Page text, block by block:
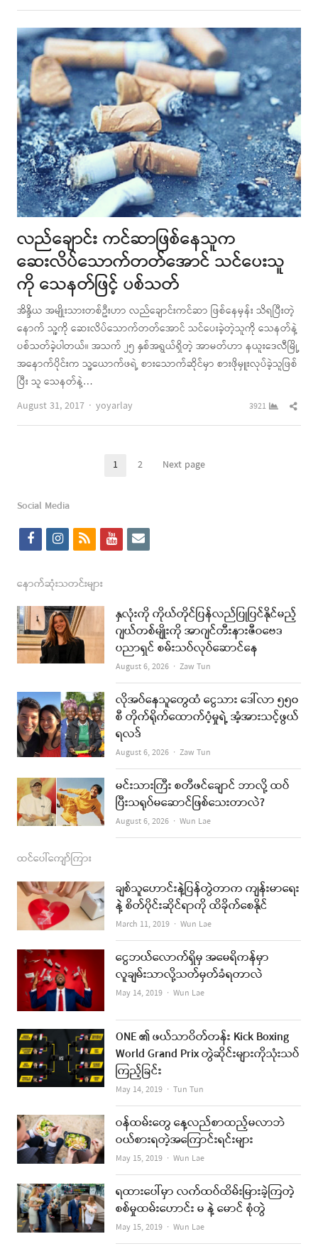
လည်ချောင်း ကင်ဆာဖြစ်နေသူက
ဆေးလိပ်သောက်တတ်အောင် သင်ပေးသူ
ကို သေနတ်ဖြင့် ပစ်သတ်
အိန္ဒိယ အမျိုးသားတစ်ဦးဟာ လည်ချောင်းကင်ဆာ ဖြစ်နေမှန်း သိရပြီးတဲ့
နောက် သူ့ကို ဆေးလိပ်သောက်တတ်အောင် သင်ပေးခဲ့တဲ့သူကို သေနတ်နဲ့
ပစ်သတ်ခဲ့ပါတယ်။ အသက် ၂၅ နှစ်အရွယ်ရှိတဲ့ အာမတ်ဟာ နယူးဒေလီမြို့
အနောက်ပိုင်းက သူ့ယောက်ဖရဲ့ စားသောက်ဆိုင်မှာ စားဖိုမှူးလုပ်ခဲ့သူဖြစ်
ပြီး သူ သေနတ်နဲ့…
August 31, 2017
Author
yoyarlay 3921
Page
1 Page
2 Next page
Social Media
f
c
e
b
o
k
i
s
t
a
g
a
m
r
s
y
t
u
b
e
e
i
l
နောက်ဆုံးသတင်းများ
နှလုံးကို ကိုယ်တိုင်ပြန်လည်ပြုပြင်နိုင်မည့်
ဂျယ်တစ်မျိုးကို အာဂျင်တီးနားဇီဝဗေဒ
ပညာရှင် စမ်းသပ်လုပ်ဆောင်နေ
August 6, 2026 Author
Zaw Tun
လိုအပ်နေသူတွေထံ ငွေသား ဒေါ်လာ ၅၅၀
စီ တိုက်ရိုက်ထောက်ပံ့မှုရဲ့ အံ့အားသင့်ဖွယ်
ရလဒ်
August 6, 2026 Author
Zaw Tun
မင်းသားကြီး စတီဖင်ချောင် ဘာလို့ ထပ်
ပြီးသရုပ်မဆောင်ဖြစ်သေးတာလဲ?
August 6, 2026 Author
Wun Lae
ထင်ပေါ်ကျော်ကြား
ချစ်သူဟောင်းနဲ့ပြန်တွဲတာက ကျန်းမာရေး
နဲ့ စိတ်ပိုင်းဆိုင်ရာကို ထိခိုက်စေနိုင်
March 11, 2019 Author
Wun Lae
ငွေဘယ်လောက်ရှိမှ အမေရိကန်မှာ
လူချမ်းသာလို့သတ်မှတ်ခံရတာလဲ
May 14, 2019 Author
Wun Lae
ONE ၏ ဖယ်သာဝိတ်တန်း Kick Boxing
World Grand Prix တွဲဆိုင်းများကိုသုံးသပ်
ကြည့်ခြင်း
May 14, 2019 Author
Tun Tun
ဝန်ထမ်းတွေ နေ့လည်စာထည့်မလာဘဲ
ဝယ်စားရတဲ့အကြောင်းရင်းများ
May 15, 2019 Author
Wun Lae
ရထားပေါ်မှာ လက်ထပ်ထိမ်းမြားခဲ့ကြတဲ့
စစ်မှုထမ်းဟောင်း မ နဲ့ မောင် စုံတွဲ
May 15, 2019 Author
Wun Lae